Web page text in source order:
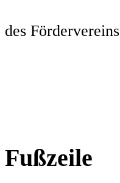
des Fördervereins
Fußzeile